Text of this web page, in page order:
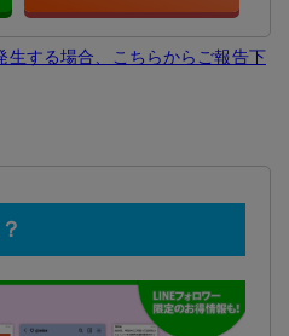
生する場合、こちらからご報告下